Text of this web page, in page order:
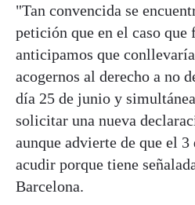
"Tan convencida se
petición que en el caso que
anticipamos que
acogernos al derecho a no
día 25 de junio y
solicitar una nueva
aunque advierte de que el
acudir porque tiene
Barcelona.